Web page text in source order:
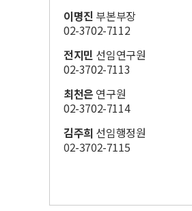
이명진 부본부장
02-3702-7112​
전지민 선임연구원​
02-3702-7113​
최천은 연구원​
02-3702-7114​
김주희 선임행정원​
02-3702-7115